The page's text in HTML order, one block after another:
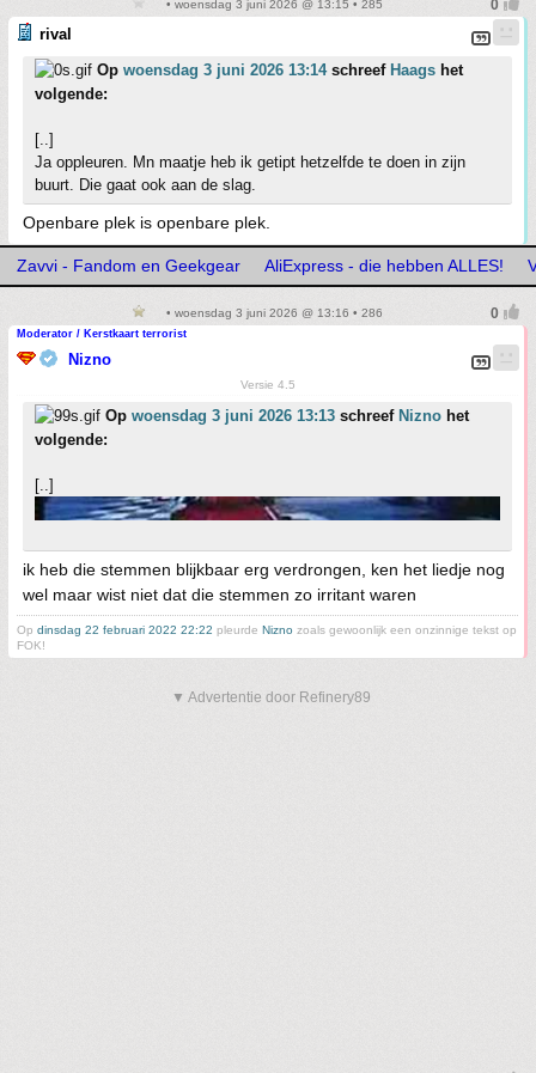
• woensdag 3 juni 2026 @ 13:15 • 285
rival
Op woensdag 3 juni 2026 13:14schreef Haags het
volgende:
[..]
Ja oppleuren. Mn maatje heb ik getipt hetzelfde te doen in zijn
buurt. Die gaat ook aan de slag.
Openbare plek is openbare plek.
Zavvi - Fandom en Geekgear AliExpress - die hebben ALLES!
• woensdag 3 juni 2026 @ 13:16 • 286
Moderator / Kerstkaart terrorist
Nizno
Versie 4.5
Op woensdag 3 juni 2026 13:13 schreef Nizno het
volgende:
[..]
ik heb die stemmen blijkbaar erg verdrongen, ken het liedje nog
wel maar wist niet dat die stemmen zo irritant waren
Op dinsdag 22 februari 2022 22:22 pleurde Nizno zoals gewoonlijk een onzinnige tekst op
FOK!
▼ Advertentie door Refinery89